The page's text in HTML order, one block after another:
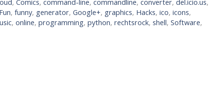
,Comics,command-line,commandline,converter,del.icio.us,
Fun, funny, generator, Google+, graphics, Hacks, ico, icons,
, online, programming, python, rechtsrock, shell, Software,